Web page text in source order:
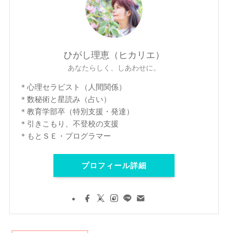
ひがし理恵（ヒカリエ）
あなたらしく、しあわせに。
＊心理セラピスト（人間関係）
＊数秘術と星読み（占い）
＊教育学部卒（特別支援・発達）
＊引きこもり、不登校の支援
＊もとＳＥ・プログラマー
プロフィール詳細